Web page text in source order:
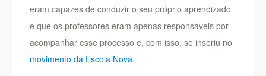
eram capazes de conduzir o seu próprio aprendizado
e que os professores eram apenas responsáveis por
acompanhar esse processo e, com isso, se inseriu no
movimento da Escola Nova.